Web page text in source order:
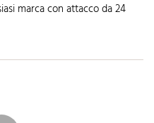
marca con attacco da 24